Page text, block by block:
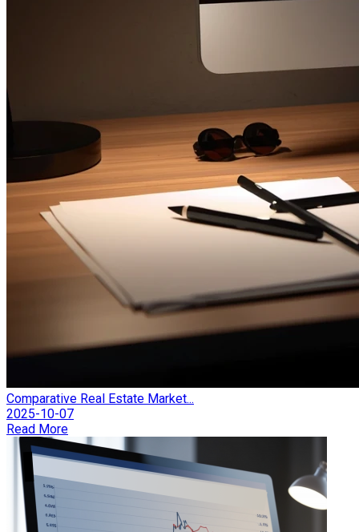
Comparative Real Estate Market...
2025-10-07
Read More